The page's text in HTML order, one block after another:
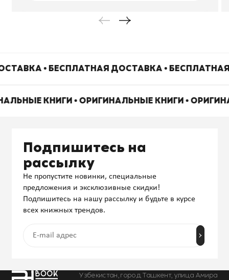
• БЕСПЛАТНАЯ ДОСТАВКА •
КНИГИ • ОРИГИНАЛЬНЫЕ КНИГИ •
Узбекистан, город Ташкент, улица Амира
Подпишитесь на
рассылку
Не пропустите новинки, специальные
предложения и эксклюзивные скидки!
Подпишитесь на нашу рассылку и будьте в курсе
всех книжных трендов.